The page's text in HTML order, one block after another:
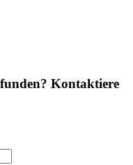
Kontaktiere